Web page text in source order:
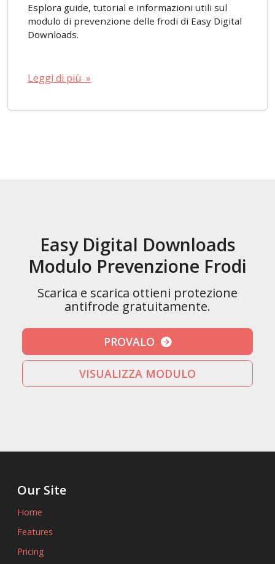
Esplora guide, tutorial e informazioni utili sul
modulo di prevenzione delle frodi di Easy Digital
Downloads.
Leggi di più »
Easy Digital Downloads
Modulo Prevenzione Frodi
Scarica e scarica ottieni protezione
antifrode gratuitamente.
PROVALO
VISUALIZZA MODULO
Our Site
Home
Features
Pricing